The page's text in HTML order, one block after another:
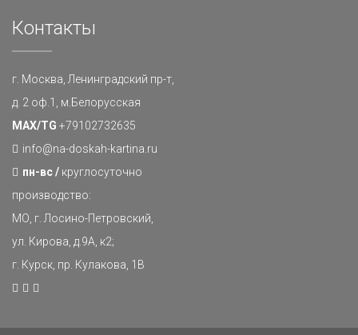
Контакты
г. Москва, Ленинградский пр-т,
д. 2 оф.1, м.Белорусская
MAX/TG +79102732635
info@na-doskah-kartina.ru
пн-вс / круглосуточно
производство:
МО, г. Лосино-Петровский,
ул. Кирова, д.9А, к2;
г. Курск, пр. Кулакова, 1В